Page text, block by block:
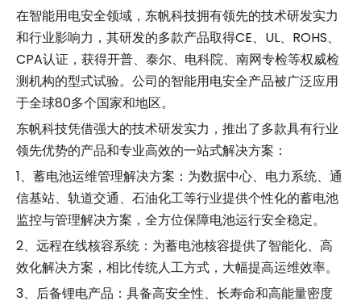
在智能用电安全领域，东帆科技拥有领先的技术研发实力
和行业影响力，其研发的多款产品取得CE、UL、ROHS、
CPA认证，获得开普、泰尔、电科院、南网专检等权威检
测机构的型式试验。公司的智能用电安全产品被广泛应用
于全球80多个国家和地区。
东帆科技凭借强大的技术研发实力，推出了多款具有行业
领先优势的产品和专业高效的一站式解决方案：
1、蓄电池运维管理解决方案：为数据中心、电力系统、通
信基站、轨道交通、石油化工等行业提供个性化的蓄电池
监控与管理解决方案，全方位保障电池运行安全稳定。
2、远程在线核容系统：为蓄电池核容提供了智能化、高
效化解决方案，相比传统人工方式，大幅提高运维效率。
3、后备锂电产品：具备高安全性、长寿命和高能量密度